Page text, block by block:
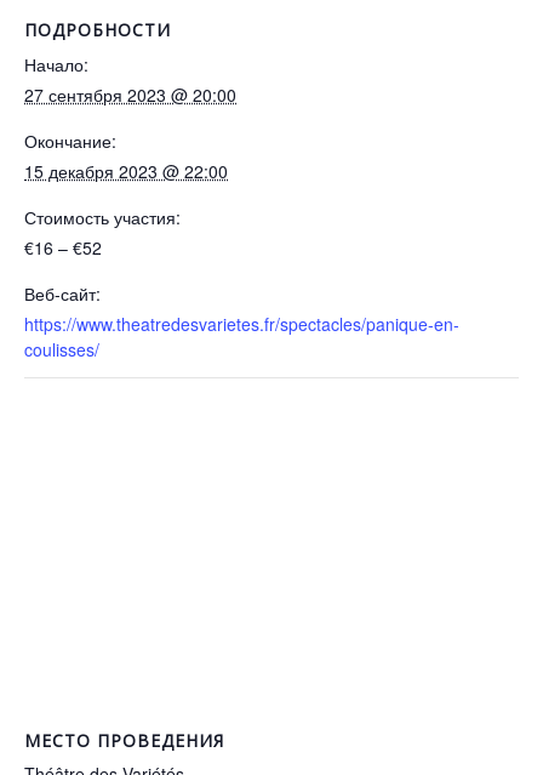
ПОДРОБНОСТИ
Начало:
27 сентября 2023 @ 20:00
Окончание:
15 декабря 2023 @ 22:00
Стоимость участия:
€16 – €52
Веб-сайт:
https://www.theatredesvarietes.fr/spectacles/panique-en-
coulisses/
МЕСТО ПРОВЕДЕНИЯ